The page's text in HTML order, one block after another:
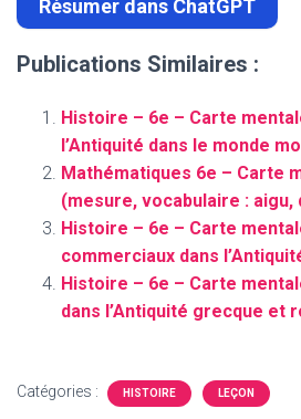
Résumer dans ChatGPT
Publications Similaires :
Histoire – 6e – Carte
l’Antiquité dans le monde
Mathématiques 6e – Carte
(mesure, vocabulaire :
Histoire – 6e – Carte
commerciaux dans
Histoire – 6e – Carte
dans l’Antiquité grecque et
Catégories : HISTOIRE LEÇON